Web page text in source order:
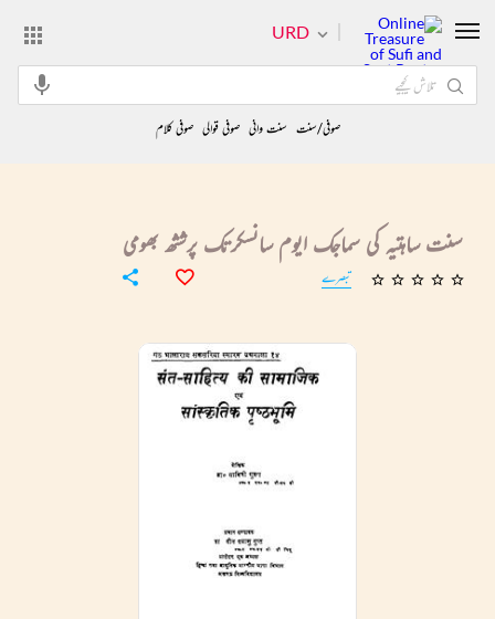
سنت ساہتیہ کی سماجک ایوم سانسکرتک پرشثھ بھومی
تبصرے
URD
صوفی/سنت سنت وانی صوفی قوالی صوفی کلام